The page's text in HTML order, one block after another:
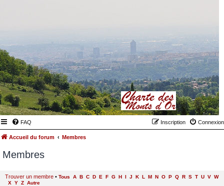
FAQ Connexion
Inscription
Accueil du forum Membres
Membres
Trouver un membre • Tous A B C D E F G H I J K L M N O P Q R S T U V W
X Y Z Autre